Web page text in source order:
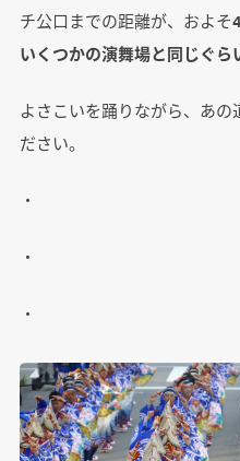
チ公口までの距離が、およそ
いくつかの演舞場と同じぐら
よさこいを踊りながら、あ
ださい。
・
・
・